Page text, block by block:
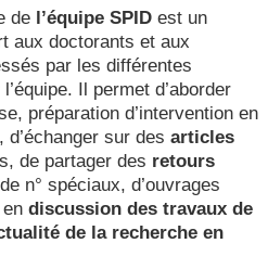
de l’équipe SPIDest un
aux doctorants et aux
par les différentes
Il permet d’aborder
préparation d’intervention en
sur des articles
de partager des retours
n° spéciaux, d’ouvrages
discussion des travaux de
de la recherche en